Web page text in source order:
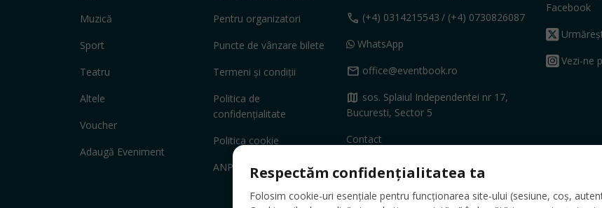
Muzică
Sport
Teatru
Altele
Voucher
Adaugă Eveniment
Pentru organizatori
Puncte de vânzare bilete
Termeni și condiții
Politica de
confidențialitate
Politica cookie
ANPC
call (+4) 0314215543 / (+4) 0730826087
WhatsApp
mail office@eventbook.ro
map sos. Splaiul Independentei nr 17,
Bucuresti, Sector 5
Contact
Facebook
Vezi-ne
Respectăm confidențialitatea ta
Folosim cookie-uri esențiale pentru funcționarea site-ului (sesiune, coș,